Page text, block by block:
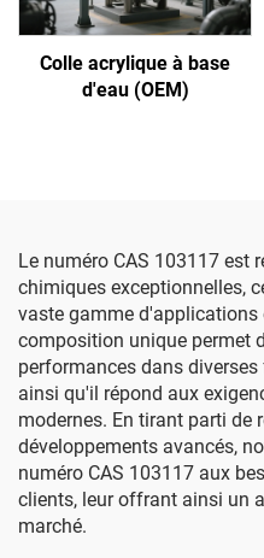
Colle acrylique à base
d'eau (OEM)
Le numéro CAS 103117 est
chimiques exceptionnelles,
vaste gamme d'applications
composition unique permet
performances dans
ainsi qu'il répond aux
modernes. En tirant parti de
développements avancés,
numéro CAS 103117 aux
clients, leur offrant ainsi un
marché.